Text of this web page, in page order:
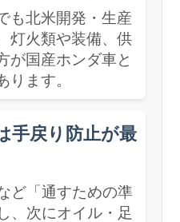
も北米開発・生産
灯火類や装備、供
が国産ホンダ車と
ります。
手戻り防止が最
ど「通すための準
、次にオイル・足